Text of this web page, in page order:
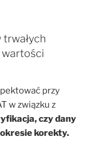
wartości
przy
w związku z
czy dany
korekty.